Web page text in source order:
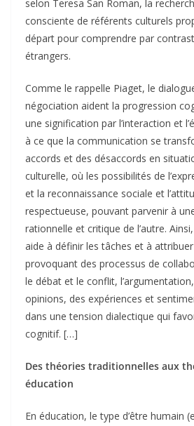
selon Teresa San Roman, la
consciente de référents culturels
départ pour comprendre par
étrangers.
Comme le rappelle Piaget, le
négociation aident la progression
une signification par l’interaction et
à ce que la communication se
accords et des désaccords en
culturelle, où les possibilités de
et la reconnaissance sociale et
respectueuse, pouvant parvenir à
rationnelle et critique de l’autre.
aide à définir les tâches et à
provoquant des processus de
le débat et le conflit,
opinions, des expériences et
dans une tension dialectique qui
cognitif. […]
Des théories traditionnelles aux
éducation
En éducation, le type d’être humain